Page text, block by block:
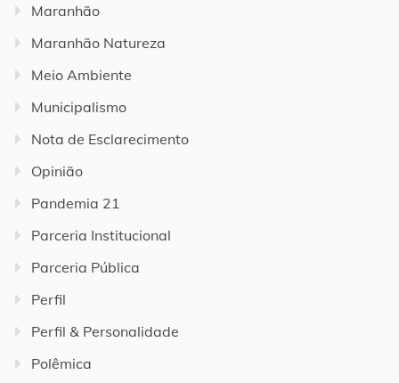
Maranhão
Maranhão Natureza
Meio Ambiente
Municipalismo
Nota de Esclarecimento
Opinião
Pandemia 21
Parceria Institucional
Parceria Pública
Perfil
Perfil & Personalidade
Polêmica